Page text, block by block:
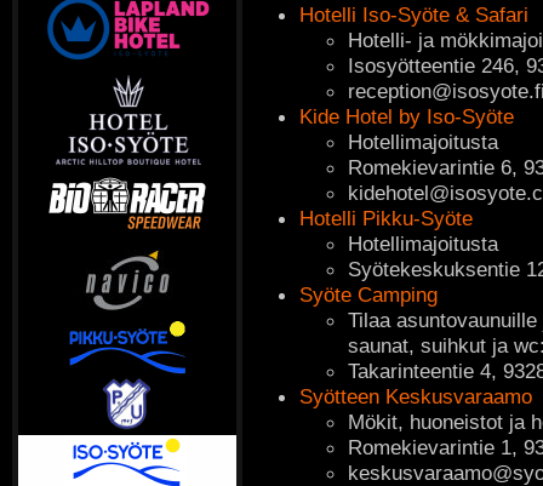
Hotelli Iso-Syöte & Safari
Hotelli- ja
Isosyötteentie 246,
Kide Hotel by Iso-Syöte
Hotellimajoitusta
Romekievarintie 6,
Hotelli Pikku-Syöte
Hotellimajoitusta
Syötekeskuksentie
Syöte Camping
Tilaa
saunat, suihkut ja
Takarinteentie 4,
Syötteen Keskusvaraamo
Mökit, huoneistot ja
Romekievarintie 1,